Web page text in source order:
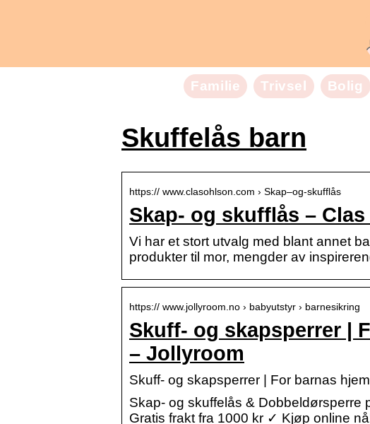
Familie Trivsel Bolig
Skuffelås barn
https:// www.clasohlson.com › Skap–og-skufflås
Skap- og skufflås –
Vi har et stort utvalg med blant annet
produkter til mor, mengder av
https:// www.jollyroom.no › babyutstyr › barnesikring
Skuff- og skapsperrer |
– Jollyroom
Skuff- og skapsperrer | For barnas
Skap- og skuffelås & Dobbeldørsperre
Gratis frakt fra 1000 kr ✓ Kjøp online